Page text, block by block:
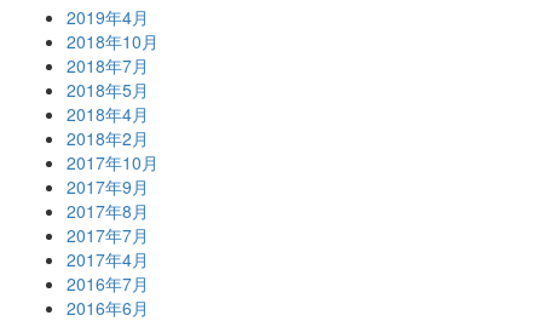
2019年4月
2018年10月
2018年7月
2018年5月
2018年4月
2018年2月
2017年10月
2017年9月
2017年8月
2017年7月
2017年4月
2016年7月
2016年6月